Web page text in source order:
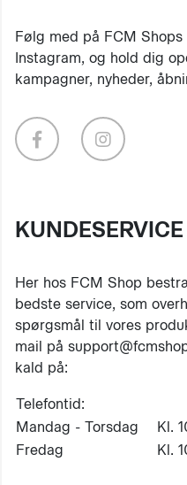
Følg med på FCM
Instagram, og hold dig
kampagner, nyheder,
KUNDESERVICE
Her hos FCM Shop
bedste service, som
spørgsmål til vores
mail på
kald på:
Telefontid:
Mandag - Torsdag
Kl.
Fredag
Kl.